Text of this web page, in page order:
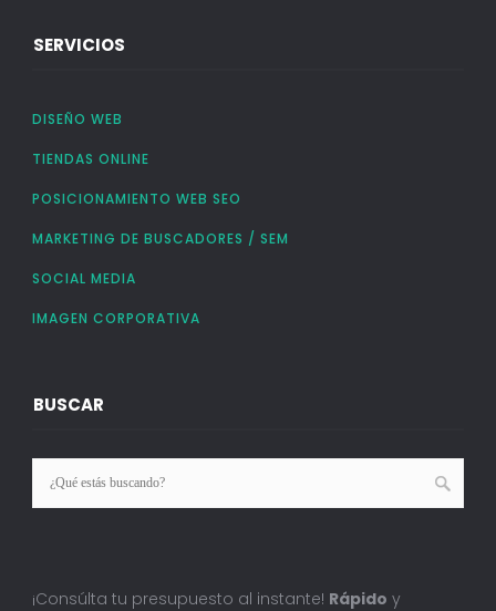
SERVICIOS
DISEÑO WEB
TIENDAS ONLINE
POSICIONAMIENTO WEB SEO
MARKETING DE BUSCADORES / SEM
SOCIAL MEDIA
IMAGEN CORPORATIVA
BUSCAR
¡Consúlta tu presupuesto al instante! Rápido y